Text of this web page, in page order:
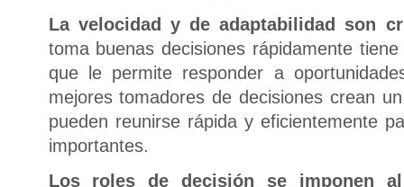
La velocidad y de adaptabilidad son
toma buenas decisiones rápidamente
que le permite responder a
mejores tomadores de decisiones crean
pueden reunirse rápida y eficientemente
importantes.
Los roles de decisión se imponen al